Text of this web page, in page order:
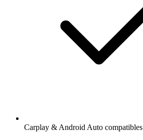
Carplay & Android Auto compatibles